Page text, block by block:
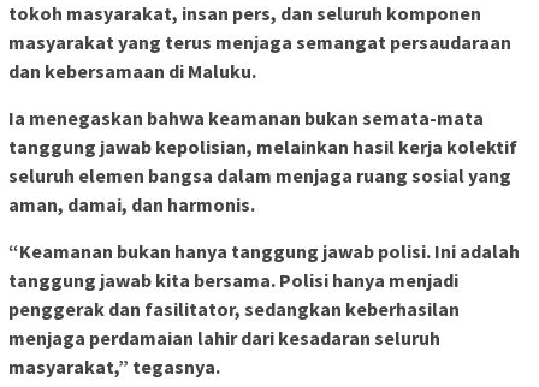
tokoh masyarakat, insan pers, dan seluruh komponen
masyarakat yang terus menjaga semangat persaudaraan
dan kebersamaan di Maluku.
Ia menegaskan bahwa keamanan bukan semata-mata
tanggung jawab kepolisian, melainkan hasil kerja kolektif
seluruh elemen bangsa dalam menjaga ruang sosial yang
aman, damai, dan harmonis.
“Keamanan bukan hanya tanggung jawab polisi. Ini adalah
tanggung jawab kita bersama. Polisi hanya menjadi
penggerak dan fasilitator, sedangkan keberhasilan
menjaga perdamaian lahir dari kesadaran seluruh
masyarakat,” tegasnya.